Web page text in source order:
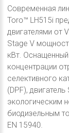
Современная
Toro™ LH515i
двигателями от
Stage V
кВт.
концентрации
селективного
(DPF),
экологическим
биодизельным
EN 15940.